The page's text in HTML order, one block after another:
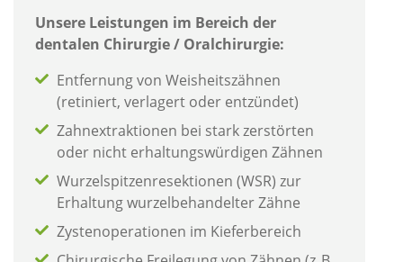
Unsere Leistungen im Bereich der
dentalen Chirurgie / Oralchirurgie:
Entfernung von Weisheitszähnen
(retiniert, verlagert oder entzündet)
Zahnextraktionen bei stark zerstörten
oder nicht erhaltungswürdigen Zähnen
Wurzelspitzenresektionen (WSR) zur
Erhaltung wurzelbehandelter Zähne
Zystenoperationen im Kieferbereich